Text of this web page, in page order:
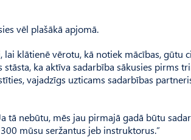
vēl plašākā apjomā.
klātienē vērotu, kā notiek mācības, gūtu
ka aktīva sadarbība sākusies pirms
vajadzīgs uzticams sadarbības
tā nebūtu, mēs jau pirmajā gadā būtu
mūsu seržantus jeb instruktorus.”